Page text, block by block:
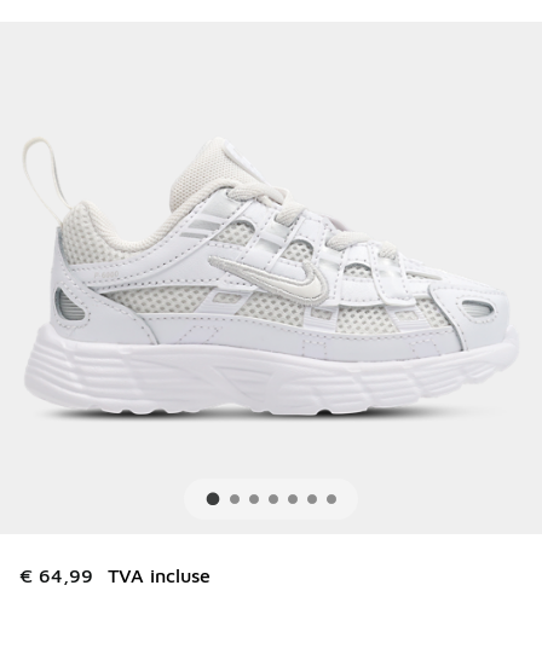
€ 64,99 TVA incluse